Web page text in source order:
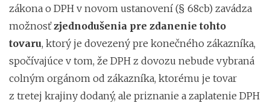
zákona o DPH v novom ustanovení (§ 68cb) zavádza
možnosťzjednodušenia pre zdanenie tohto
tovaru, ktorý je dovezený pre konečného zákazníka,
spočívajúce v tom, že DPH z dovozu nebude vybraná
colným orgánom od zákazníka, ktorému je tovar
z tretej krajiny dodaný, ale priznanie a zaplatenie DPH